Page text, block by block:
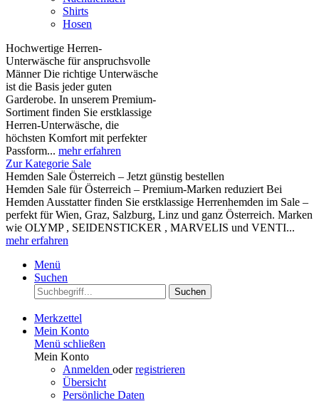
Shirts
Hosen
Hochwertige Herren-
Unterwäsche für anspruchsvolle
Männer Die richtige Unterwäsche
ist die Basis jeder guten
Garderobe. In unserem Premium-
Sortiment finden Sie erstklassige
Herren-Unterwäsche, die
höchsten Komfort mit perfekter
Passform... mehr erfahren
Zur Kategorie Sale
Hemden Sale Österreich – Jetzt günstig bestellen
Hemden Sale für Österreich – Premium-Marken reduziert Bei
Hemden Ausstatter finden Sie erstklassige Herrenhemden im Sale –
perfekt für Wien, Graz, Salzburg, Linz und ganz Österreich. Marken
wie OLYMP , SEIDENSTICKER , MARVELIS und VENTI...
mehr erfahren
Menü
Suchen
Suchen
Merkzettel
Mein Konto
Menü schließen
Mein Konto
Anmelden oderregistrieren
Übersicht
Persönliche Daten